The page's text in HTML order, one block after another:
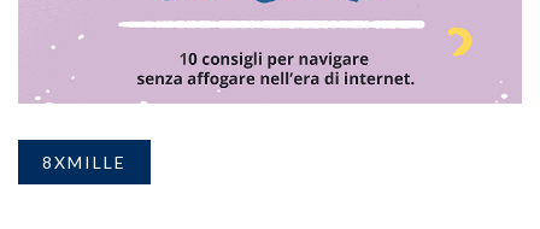
8XMILLE